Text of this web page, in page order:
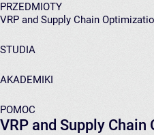
PRZEDMIOTY
VRP and Supply Chain
STUDIA
AKADEMIKI
POMOC
VRP and Supply